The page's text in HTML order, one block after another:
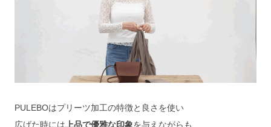
PULEBOはプリーツ加工の特徴と良さを使い
広げた時には 上品で優雅な印象を与えながらも